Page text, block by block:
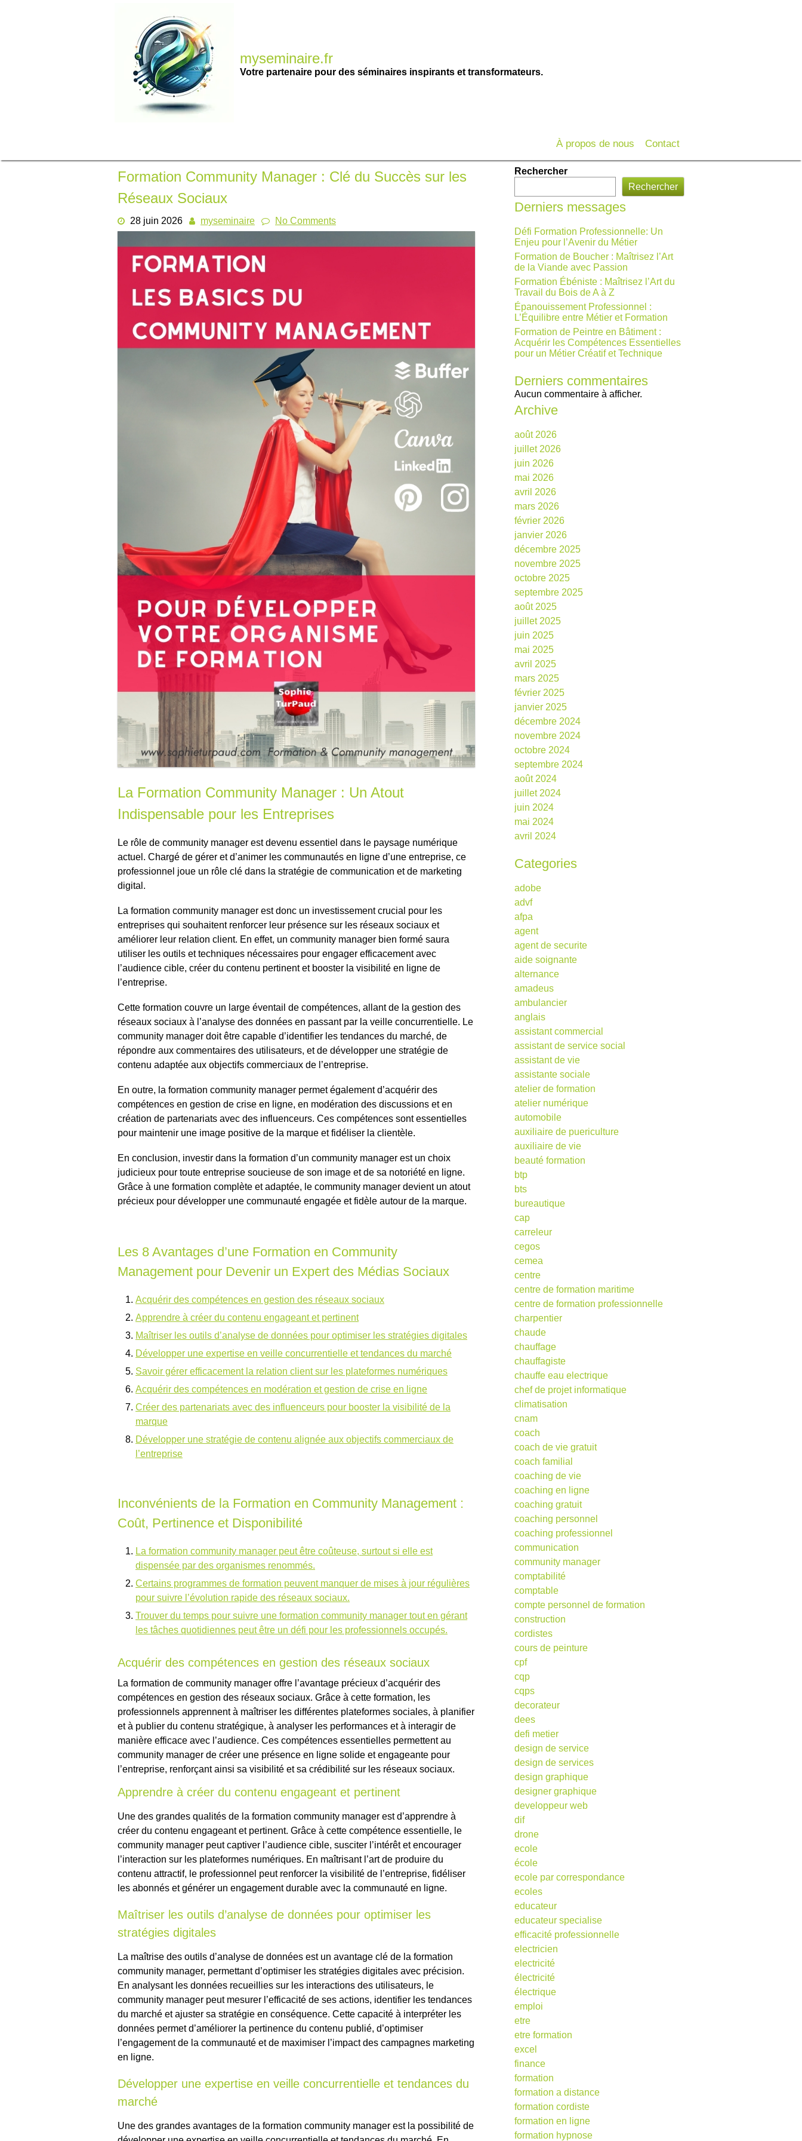
myseminaire.fr
Votre partenaire pour des séminaires inspirants et transformateurs.
À propos de nous Contact
Formation Community Manager : Clé du Succès sur les
Réseaux Sociaux
28 juin 2026 myseminaire No Comments
La Formation Community Manager : Un Atout
Indispensable pour les Entreprises
Le rôle de community manager est devenu essentiel dans le paysage numérique
actuel. Chargé de gérer et d’animer les communautés en ligne d’une entreprise, ce
professionnel joue un rôle clé dans la stratégie de communication et de marketing
digital.
La formation community manager est donc un investissement crucial pour les
entreprises qui souhaitent renforcer leur présence sur les réseaux sociaux et
améliorer leur relation client. En effet, un community manager bien formé saura
utiliser les outils et techniques nécessaires pour engager efficacement avec
l’audience cible, créer du contenu pertinent et booster la visibilité en ligne de
l’entreprise.
Cette formation couvre un large éventail de compétences, allant de la gestion des
réseaux sociaux à l’analyse des données en passant par la veille concurrentielle. Le
community manager doit être capable d’identifier les tendances du marché, de
répondre aux commentaires des utilisateurs, et de développer une stratégie de
contenu adaptée aux objectifs commerciaux de l’entreprise.
En outre, la formation community manager permet également d’acquérir des
compétences en gestion de crise en ligne, en modération des discussions et en
création de partenariats avec des influenceurs. Ces compétences sont essentielles
pour maintenir une image positive de la marque et fidéliser la clientèle.
En conclusion, investir dans la formation d’un community manager est un choix
judicieux pour toute entreprise soucieuse de son image et de sa notoriété en ligne.
Grâce à une formation complète et adaptée, le community manager devient un atout
précieux pour développer une communauté engagée et fidèle autour de la marque.
Les 8 Avantages d’une Formation en Community
Management pour Devenir un Expert des Médias Sociaux
Acquérir des compétences en gestion des réseaux sociaux
Apprendre à créer du contenu engageant et pertinent
Maîtriser les outils d’analyse de données pour optimiser les stratégies digitales
Développer une expertise en veille concurrentielle et tendances du marché
Savoir gérer efficacement la relation client sur les plateformes numériques
Acquérir des compétences en modération et gestion de crise en ligne
Créer des partenariats avec des influenceurs pour booster la visibilité de la
marque
Développer une stratégie de contenu alignée aux objectifs commerciaux de
l’entreprise
Inconvénients de la Formation en Community Management :
Coût, Pertinence et Disponibilité
La formation community manager peut être coûteuse, surtout si elle est
dispensée par des organismes renommés.
Certains programmes de formation peuvent manquer de mises à jour régulières
pour suivre l’évolution rapide des réseaux sociaux.
Trouver du temps pour suivre une formation community manager tout en gérant
les tâches quotidiennes peut être un défi pour les professionnels occupés.
Acquérir des compétences en gestion des réseaux sociaux
La formation de community manager offre l’avantage précieux d’acquérir des
compétences en gestion des réseaux sociaux. Grâce à cette formation, les
professionnels apprennent à maîtriser les différentes plateformes sociales, à planifier
et à publier du contenu stratégique, à analyser les performances et à interagir de
manière efficace avec l’audience. Ces compétences essentielles permettent au
community manager de créer une présence en ligne solide et engageante pour
l’entreprise, renforçant ainsi sa visibilité et sa crédibilité sur les réseaux sociaux.
Apprendre à créer du contenu engageant et pertinent
Une des grandes qualités de la formation community manager est d’apprendre à
créer du contenu engageant et pertinent. Grâce à cette compétence essentielle, le
community manager peut captiver l’audience cible, susciter l’intérêt et encourager
l’interaction sur les plateformes numériques. En maîtrisant l’art de produire du
contenu attractif, le professionnel peut renforcer la visibilité de l’entreprise, fidéliser
les abonnés et générer un engagement durable avec la communauté en ligne.
Maîtriser les outils d’analyse de données pour optimiser les
stratégies digitales
La maîtrise des outils d’analyse de données est un avantage clé de la formation
community manager, permettant d’optimiser les stratégies digitales avec précision.
En analysant les données recueillies sur les interactions des utilisateurs, le
community manager peut mesurer l’efficacité de ses actions, identifier les tendances
du marché et ajuster sa stratégie en conséquence. Cette capacité à interpréter les
données permet d’améliorer la pertinence du contenu publié, d’optimiser
l’engagement de la communauté et de maximiser l’impact des campagnes marketing
en ligne.
Développer une expertise en veille concurrentielle et tendances du
marché
Une des grandes avantages de la formation community manager est la possibilité de
Rechercher
Rechercher
Derniers messages
Défi Formation Professionnelle: Un
Enjeu pour l’Avenir du Métier
Formation de Boucher : Maîtrisez l’Art
de la Viande avec Passion
Formation Ébéniste : Maîtrisez l’Art du
Travail du Bois de A à Z
Épanouissement Professionnel :
L’Équilibre entre Métier et Formation
Formation de Peintre en Bâtiment :
Acquérir les Compétences Essentielles
pour un Métier Créatif et Technique
Derniers commentaires
Aucun commentaire à afficher.
Archive
août 2026
juillet 2026
juin 2026
mai 2026
avril 2026
mars 2026
février 2026
janvier 2026
décembre 2025
novembre 2025
octobre 2025
septembre 2025
août 2025
juillet 2025
juin 2025
mai 2025
avril 2025
mars 2025
février 2025
janvier 2025
décembre 2024
novembre 2024
octobre 2024
septembre 2024
août 2024
juillet 2024
juin 2024
mai 2024
avril 2024
Categories
adobe
advf
afpa
agent
agent de securite
aide soignante
alternance
amadeus
ambulancier
anglais
assistant commercial
assistant de service social
assistant de vie
assistante sociale
atelier de formation
atelier numérique
automobile
auxiliaire de puericulture
auxiliaire de vie
beauté formation
btp
bts
bureautique
cap
carreleur
cegos
cemea
centre
centre de formation maritime
centre de formation professionnelle
charpentier
chaude
chauffage
chauffagiste
chauffe eau electrique
chef de projet informatique
climatisation
cnam
coach
coach de vie gratuit
coach familial
coaching de vie
coaching en ligne
coaching gratuit
coaching personnel
coaching professionnel
communication
community manager
comptabilité
comptable
compte personnel de formation
construction
cordistes
cours de peinture
cpf
cqp
cqps
decorateur
dees
defi metier
design de service
design de services
design graphique
designer graphique
developpeur web
dif
drone
ecole
école
ecole par correspondance
ecoles
educateur
educateur specialise
efficacité professionnelle
electricien
electricité
électricité
électrique
emploi
etre
etre formation
excel
finance
formation
formation a distance
formation cordiste
formation en ligne
formation hypnose